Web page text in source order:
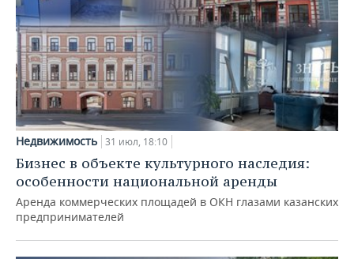
Недвижимость 31 июл, 18:10
Бизнес в объекте культурного наследия:
особенности национальной аренды
Аренда коммерческих площадей в ОКН глазами казанских
предпринимателей